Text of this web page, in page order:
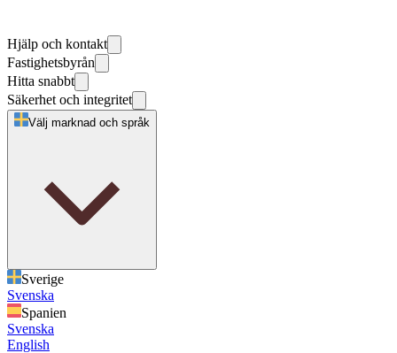
Hjälp och kontakt
Fastighetsbyrån
Hitta snabbt
Säkerhet och integritet
Välj marknad och språk
Sverige
Svenska
Spanien
Svenska
English